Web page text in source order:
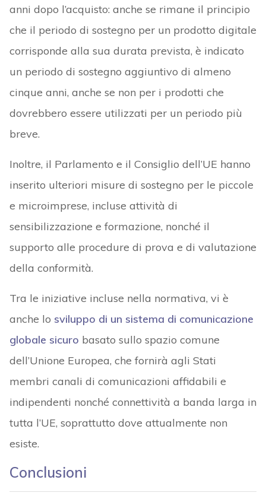
anni dopo l’acquisto: anche se rimane il principio
che il periodo di sostegno per un prodotto digitale
corrisponde alla sua durata prevista, è indicato
un periodo di sostegno aggiuntivo di almeno
cinque anni, anche se non per i prodotti che
dovrebbero essere utilizzati per un periodo più
breve.
Inoltre, il Parlamento e il Consiglio dell’UE hanno
inserito ulteriori misure di sostegno per le piccole
e microimprese, incluse attività di
sensibilizzazione e formazione, nonché il
supporto alle procedure di prova e di valutazione
della conformità.
Tra le iniziative incluse nella normativa, vi è
anche lo sviluppo di un sistema di comunicazione
globale sicuro basato sullo spazio comune
dell’Unione Europea, che fornirà agli Stati
membri canali di comunicazioni affidabili e
indipendenti nonché connettività a banda larga in
tutta l’UE, soprattutto dove attualmente non
esiste.
Conclusioni